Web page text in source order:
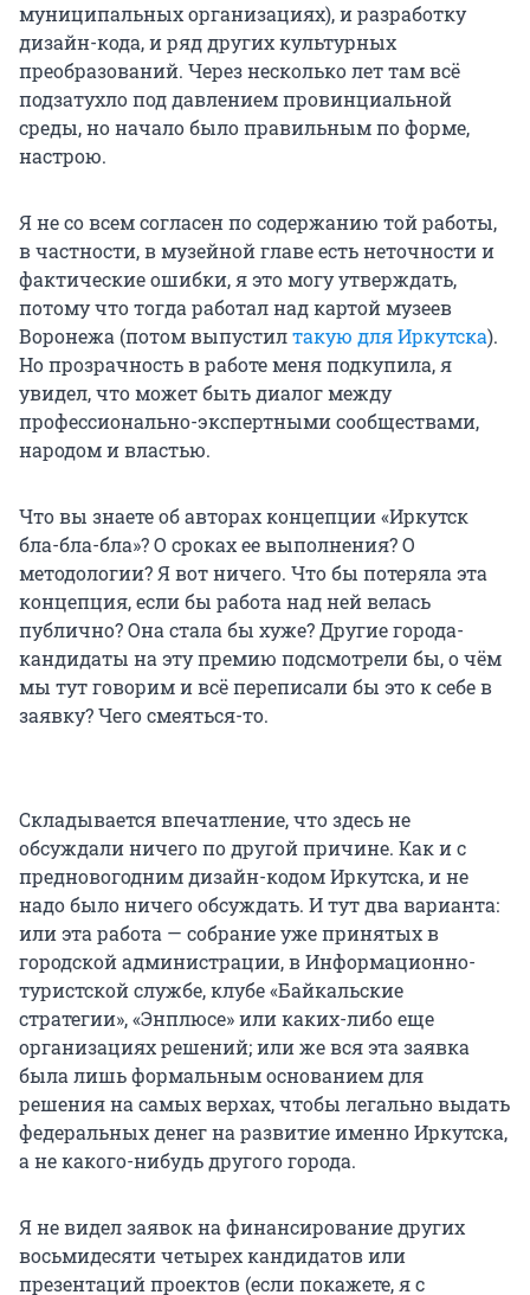
муниципальных организациях), и разработку
дизайн-кода, и ряд других культурных
преобразований. Через несколько лет там всё
подзатухло под давлением провинциальной
среды, но начало было правильным по форме,
настрою.
Я не со всем согласен по содержанию той работы,
в частности, в музейной главе есть неточности и
фактические ошибки, я это могу утверждать,
потому что тогда работал над картой музеев
Воронежа (потом выпустилтакую для Иркутска).
Но прозрачность в работе меня подкупила, я
увидел, что может быть диалог между
профессионально-экспертными сообществами,
народом и властью.
Что вы знаете об авторах концепции «Иркутск
бла-бла-бла»? О сроках ее выполнения? О
методологии? Я вот ничего. Что бы потеряла эта
концепция, если бы работа над ней велась
публично? Она стала бы хуже? Другие города-
кандидаты на эту премию подсмотрели бы, о чём
мы тут говорим и всё переписали бы это к себе в
заявку? Чего смеяться-то.
Складывается впечатление, что здесь не
обсуждали ничего по другой причине. Как и с
предновогодним дизайн-кодом Иркутска, и не
надо было ничего обсуждать. И тут два варианта:
или эта работа — собрание уже принятых в
городской администрации, в Информационно-
туристской службе, клубе «Байкальские
стратегии», «Энплюсе» или каких-либо еще
организациях решений; или же вся эта заявка
была лишь формальным основанием для
решения на самых верхах, чтобы легально выдать
федеральных денег на развитие именно Иркутска,
а не какого-нибудь другого города.
Я не видел заявок на финансирование других
восьмидесяти четырех кандидатов или
презентаций проектов (если покажете, я с